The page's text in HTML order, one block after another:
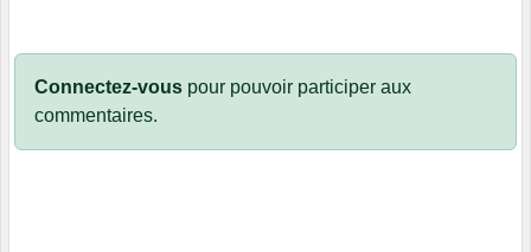
Connectez-vous pour pouvoir participer aux
commentaires.